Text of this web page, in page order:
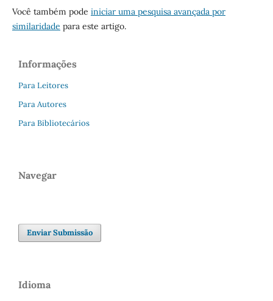
Você também pode iniciar uma pesquisa avançada por
similaridade para este artigo.
Informações
Para Leitores
Para Autores
Para Bibliotecários
Navegar
Enviar Submissão
Idioma